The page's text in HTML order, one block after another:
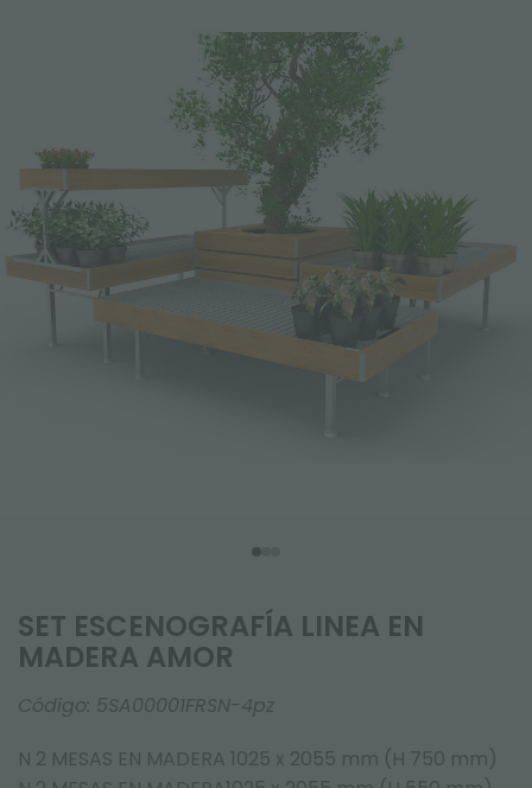
MÁS RESULTADOS PARA USTED:
SET ESCENOGRAFÍA LINEA EN
MADERA AMOR
Código: 5SA00001FRSN-4pz
N 2 MESAS EN MADERA 1025 x 2055 mm (H 750 mm)